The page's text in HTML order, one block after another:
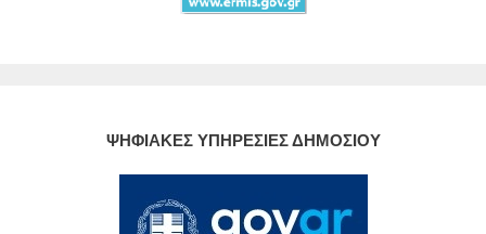
ΨΗΦΙΑΚΕΣ ΥΠΗΡΕΣΙΕΣ ΔΗΜΟΣΙΟΥ